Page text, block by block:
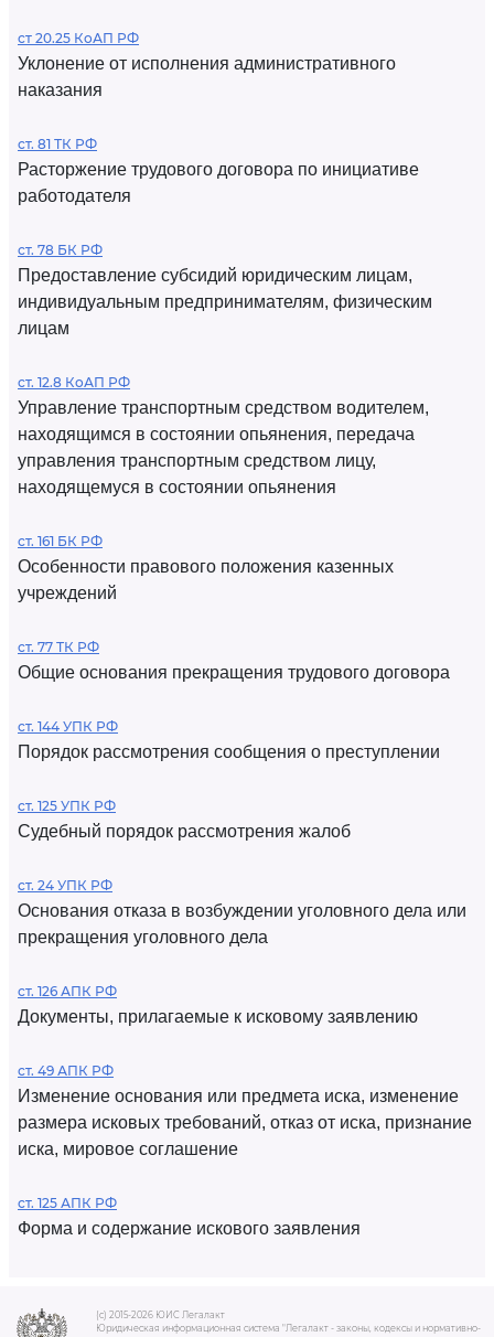
ст 20.25 КоАП РФ
Уклонение от исполнения административного
наказания
ст. 81 ТК РФ
Расторжение трудового договора по инициативе
работодателя
ст. 78 БК РФ
Предоставление субсидий юридическим лицам,
индивидуальным предпринимателям, физическим
лицам
ст. 12.8 КоАП РФ
Управление транспортным средством водителем,
находящимся в состоянии опьянения, передача
управления транспортным средством лицу,
находящемуся в состоянии опьянения
ст. 161 БК РФ
Особенности правового положения казенных
учреждений
ст. 77 ТК РФ
Общие основания прекращения трудового договора
ст. 144 УПК РФ
Порядок рассмотрения сообщения о преступлении
ст. 125 УПК РФ
Судебный порядок рассмотрения жалоб
ст. 24 УПК РФ
Основания отказа в возбуждении уголовного дела или
прекращения уголовного дела
ст. 126 АПК РФ
Документы, прилагаемые к исковому заявлению
ст. 49 АПК РФ
Изменение основания или предмета иска, изменение
размера исковых требований, отказ от иска, признание
иска, мировое соглашение
ст. 125 АПК РФ
Форма и содержание искового заявления
(c) 2015-2026 ЮИС Легалакт
Юридическая информационная система "Легалакт - законы, кодексы и нормативно-